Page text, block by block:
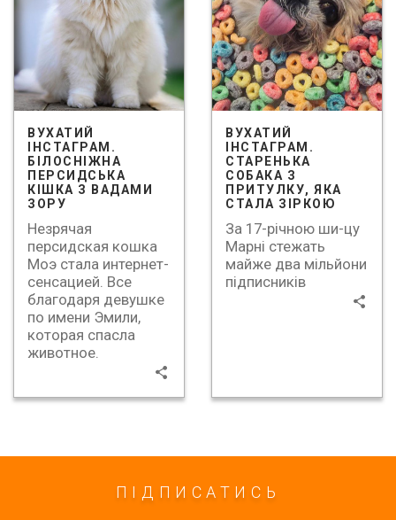
ВУХАТИЙ
ІНСТАГРАМ.
БІЛОСНІЖНА
ПЕРСИДСЬКА
КІШКА З ВАДАМИ
ЗОРУ
Незрячая
персидская кошка
Моэ стала интернет-
сенсацией. Все
благодаря девушке
по имени Эмили,
которая спасла
животное.
ВУХАТИЙ
ІНСТАГРАМ.
СТАРЕНЬКА
СОБАКА З
ПРИТУЛКУ, ЯКА
СТАЛА ЗІРКОЮ
За 17-річною ши-цу
Марні стежать
майже два мільйони
підписників
ПІДПИСАТИСЬ